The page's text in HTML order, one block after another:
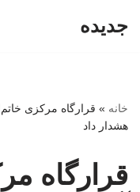
جدیده
خانه » قرارگاه مرکزی
هشدار داد
قرارگاه